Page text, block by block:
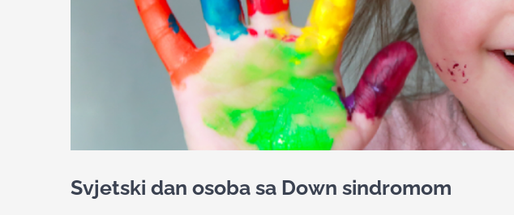
Svjetski dan osoba sa Down sindromom